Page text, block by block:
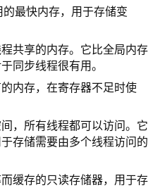
最快内存，用于存储变
共享的内存。它比全局内存
同步线程很有用。
内存，在寄存器不足时使
，所有线程都可以访问。它
存储需要由多个线程访问的
缓存的只读存储器，用于存